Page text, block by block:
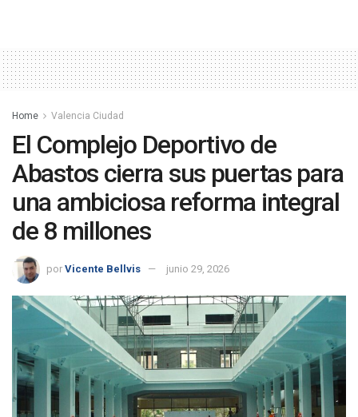
Home Valencia Ciudad
El Complejo Deportivo de
Abastos cierra sus puertas para
una ambiciosa reforma integral
de 8 millones
por Vicente Bellvis junio 29, 2026